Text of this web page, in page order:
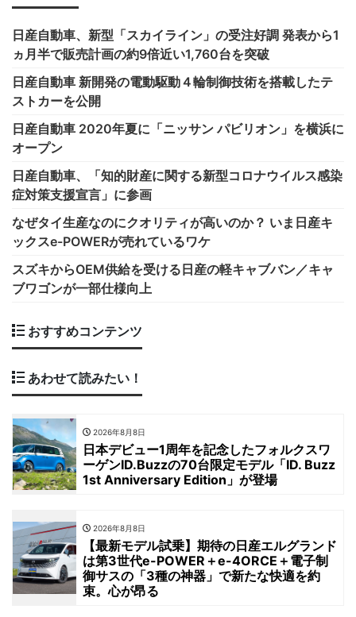
日産自動車、新型「スカイライン」の受注好調 発表から1
ヵ月半で販売計画の約9倍近い1,760台を突破
日産自動車 新開発の電動駆動４輪制御技術を搭載したテ
ストカーを公開
日産自動車 2020年夏に「ニッサン パビリオン」を横浜に
オープン
日産自動車、「知的財産に関する新型コロナウイルス感染
症対策支援宣言」に参画
なぜタイ生産なのにクオリティが高いのか？ いま日産キ
ックスe-POWERが売れているワケ
スズキからOEM供給を受ける日産の軽キャブバン／キャ
ブワゴンが一部仕様向上
おすすめコンテンツ
あわせて読みたい！
2026年8月8日
日本デビュー1周年を記念したフォルクスワ
ーゲンID.Buzzの70台限定モデル「ID. Buzz
1st Anniversary Edition」が登場
2026年8月8日
【最新モデル試乗】期待の日産エルグランド
は第3世代e-POWER＋e-4ORCE＋電子制
御サスの「3種の神器」で新たな快適を約
束。心が昂る